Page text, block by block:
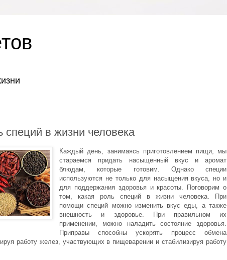
специй в жизни человека
Каждый день, занимаясь приготовлением пищи, мы
стараемся придать насыщенный вкус и аромат
блюдам, которые готовим. Однако специи
используются не только для насыщения вкуса, но и
для поддержания здоровья и красоты. Поговорим о
том, какая роль специй в жизни человека. При
помощи специй можно изменить вкус еды, а также
внешность и здоровье. При правильном их
применении, можно наладить состояние здоровья.
Приправы способны ускорять процесс обмена
работу желез, участвующих в пищеварении и стабилизируя работу